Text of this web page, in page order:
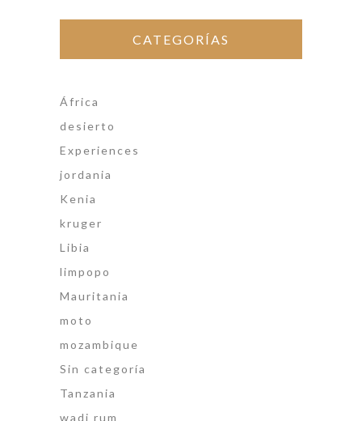
CATEGORÍAS
África
desierto
Experiences
jordania
Kenia
kruger
Libia
limpopo
Mauritania
moto
mozambique
Sin categoría
Tanzania
wadi rum